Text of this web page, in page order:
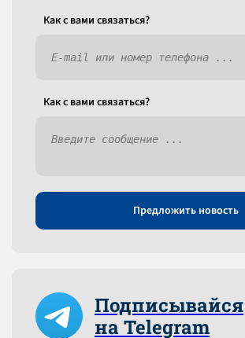
Как c вами связаться?
Как c вами связаться?
Предложить новость
Подписывайся
на Telegram